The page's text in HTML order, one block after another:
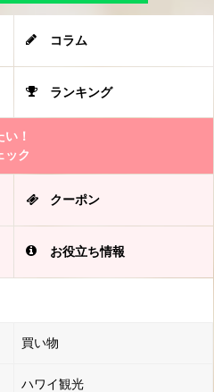
コラム
ランキング
！
ック
クーポン
お役立ち情報
買い物
ハワイ観光